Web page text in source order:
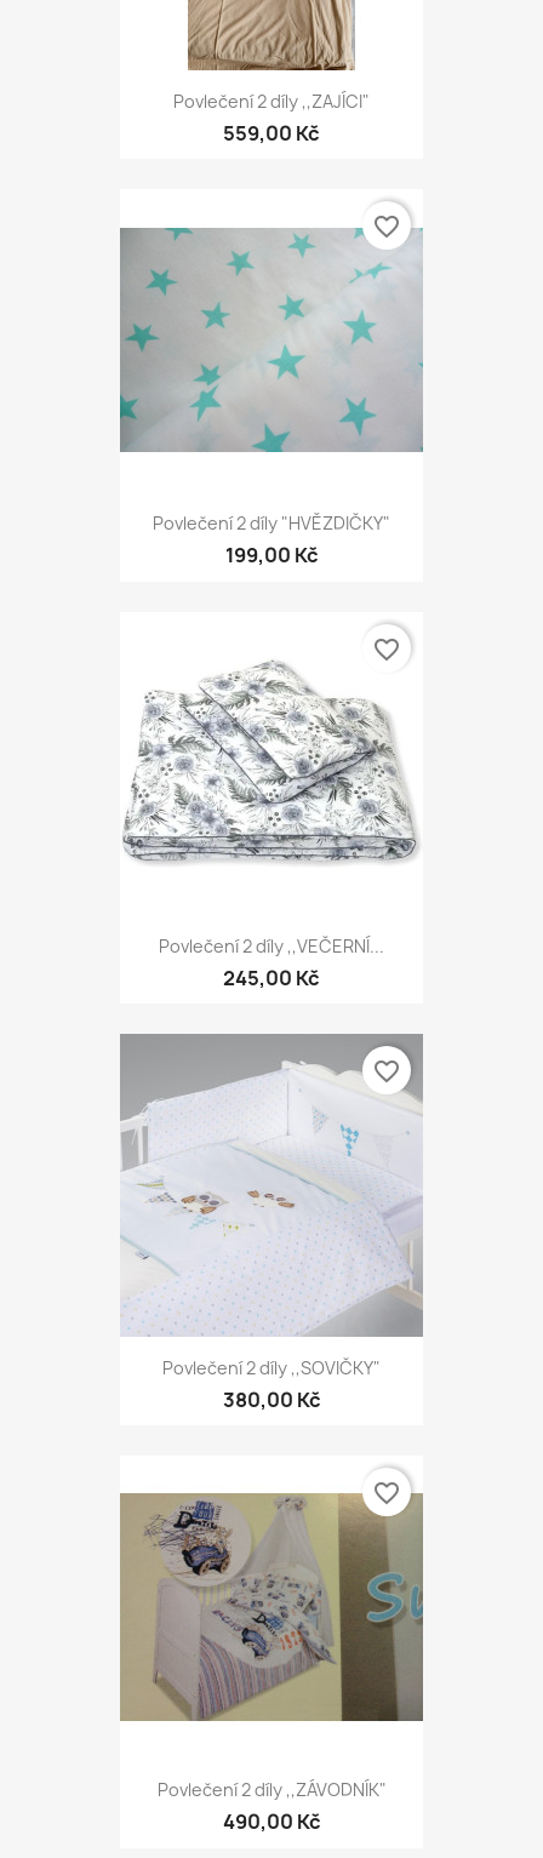
Povlečení 2 díly ,,ZAJÍCI"
559,00 Kč
Povlečení 2 díly "HVĚZDIČKY"
199,00 Kč
favorite_border
Povlečení 2 díly ,,VEČERNÍ...
245,00 Kč
favorite_border
Povlečení 2 díly ,,SOVIČKY"
380,00 Kč
favorite_border
Povlečení 2 díly ,,ZÁVODNÍK"
490,00 Kč
favorite_border